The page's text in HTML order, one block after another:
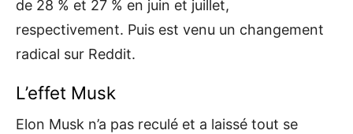
de 28 % et 27 % en juin et juillet,
respectivement. Puis est venu un changement
radical sur Reddit.
L’effet Musk
Elon Musk n’a pas reculé et a laissé tout se